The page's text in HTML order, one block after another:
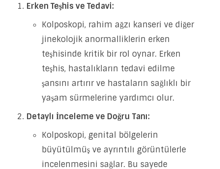
Erken Teşhis ve Tedavi:
Kolposkopi, rahim ağzı kanseri ve diğer
jinekolojik anormalliklerin erken
teşhisinde kritik bir rol oynar. Erken
teşhis, hastalıkların tedavi edilme
şansını artırır ve hastaların sağlıklı bir
yaşam sürmelerine yardımcı olur.
Detaylı İnceleme ve Doğru Tanı:
Kolposkopi, genital bölgelerin
büyütülmüş ve ayrıntılı görüntülerle
incelenmesini sağlar. Bu sayede